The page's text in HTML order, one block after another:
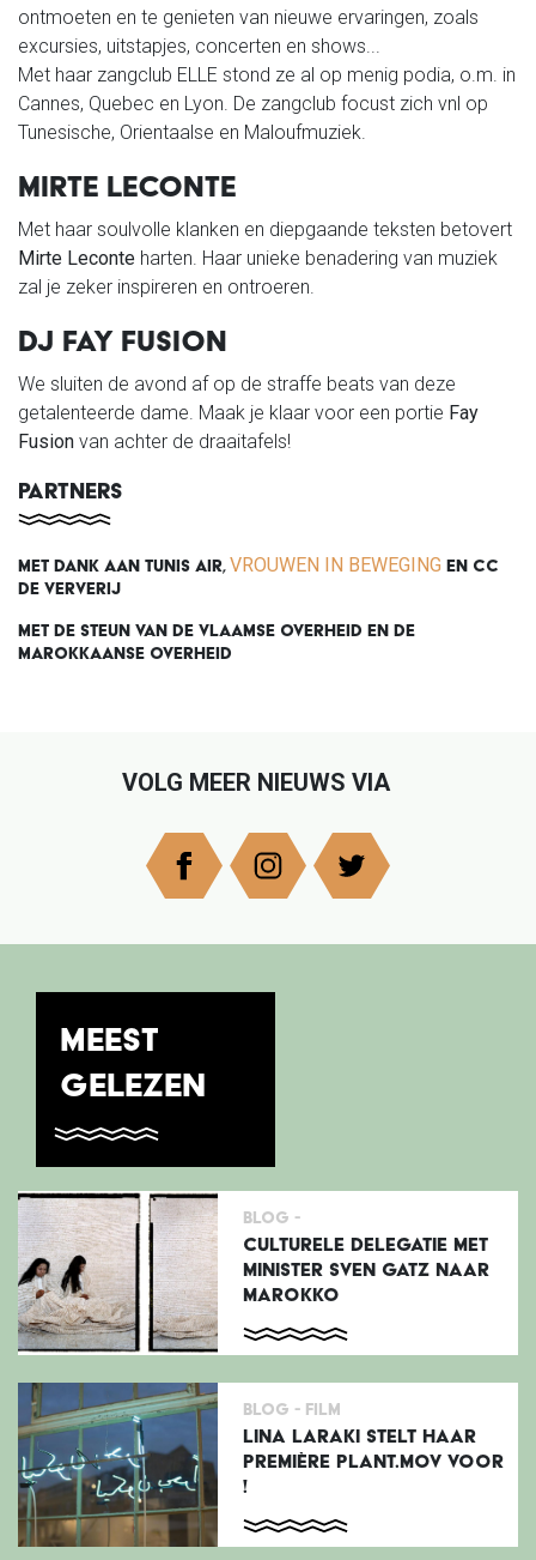
ontmoeten en te genieten van nieuwe ervaringen, zoals
excursies, uitstapjes, concerten en shows...
Met haar zangclub ELLE stond ze al op menig podia, o.m. in
Cannes, Quebec en Lyon. De zangclub focust zich vnl op
Tunesische, Orientaalse en Maloufmuziek.
MIRTE LECONTE
Met haar soulvolle klanken en diepgaande teksten betovert
Mirte Leconte harten. Haar unieke benadering van muziek
zal je zeker inspireren en ontroeren.
DJ FAY FUSION
We sluiten de avond af op de straffe beats van deze
getalenteerde dame. Maak je klaar voor een portie Fay
Fusion van achter de draaitafels!
PARTNERS
MET DANK AAN TUNIS AIR,VROUWEN IN BEWEGING EN CC
DE VERVERIJ
MET DE STEUN VAN DE VLAAMSE OVERHEID EN DE
MAROKKAANSE OVERHEID
VOLG MEER NIEUWS VIA
MEEST
GELEZEN
Blog -
CULTURELE DELEGATIE MET
MINISTER SVEN GATZ NAAR
MAROKKO
Blog - Film
LINA LARAKI STELT HAAR
PREMIÈRE PLANT.MOV VOOR
!